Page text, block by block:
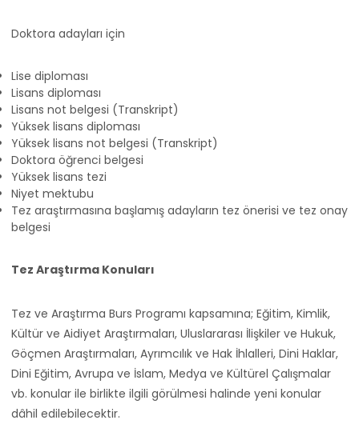
Doktora adayları için
Lise diploması
Lisans diploması
Lisans not belgesi (Transkript)
Yüksek lisans diploması
Yüksek lisans not belgesi (Transkript)
Doktora öğrenci belgesi
Yüksek lisans tezi
Niyet mektubu
Tez araştırmasına başlamış adayların tez önerisi ve tez onay
belgesi
Tez Araştırma Konuları
Tez ve Araştırma Burs Programı kapsamına; Eğitim, Kimlik,
Kültür ve Aidiyet Araştırmaları, Uluslararası İlişkiler ve Hukuk,
Göçmen Araştırmaları, Ayrımcılık ve Hak İhlalleri, Dini Haklar,
Dini Eğitim, Avrupa ve İslam, Medya ve Kültürel Çalışmalar
vb. konular ile birlikte ilgili görülmesi halinde yeni konular
dâhil edilebilecektir.